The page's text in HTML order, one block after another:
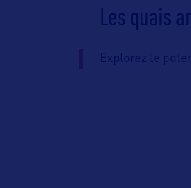
Les quais
Explorez le